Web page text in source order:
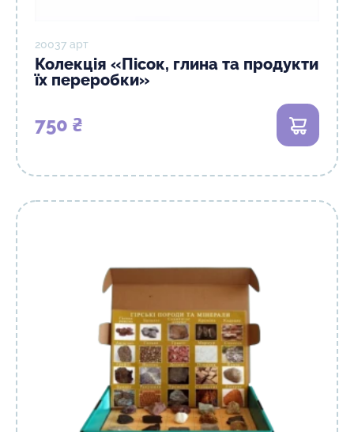
20037 арт
Колекція «Пісок, глина та продукти
їх переробки»
750 ₴